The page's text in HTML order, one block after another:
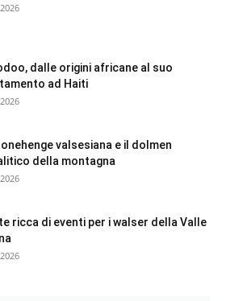
dalle origini africane al suo
ad Haiti
valsesiana e il dolmen
della montagna
ricca di eventi per i walser della Valle